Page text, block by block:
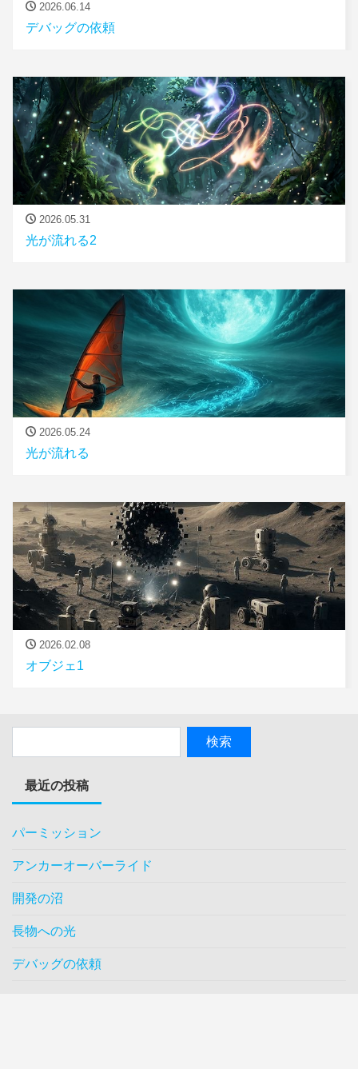
2026.06.14
デバッグの依頼
2026.05.31
光が流れる2
2026.05.24
光が流れる
2026.02.08
オブジェ1
最近の投稿
パーミッション
アンカーオーバーライド
開発の沼
長物への光
デバッグの依頼